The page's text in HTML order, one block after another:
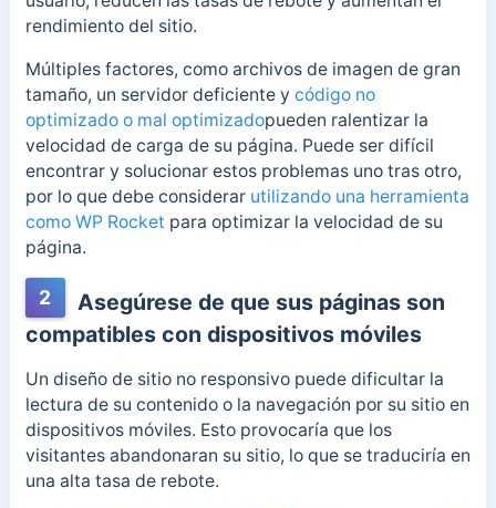
rendimiento del sitio.
Múltiples factores, como archivos de imagen de gran
tamaño, un servidor deficiente y código no
optimizado o mal optimizadopueden ralentizar la
velocidad de carga de su página. Puede ser difícil
encontrar y solucionar estos problemas uno tras otro,
por lo que debe considerar utilizando una herramienta
como WP Rocket para optimizar la velocidad de su
página.
2
Asegúrese de que sus páginas son
compatibles con dispositivos móviles
Un diseño de sitio no responsivo puede dificultar la
lectura de su contenido o la navegación por su sitio en
dispositivos móviles. Esto provocaría que los
visitantes abandonaran su sitio, lo que se traduciría en
una alta tasa de rebote.